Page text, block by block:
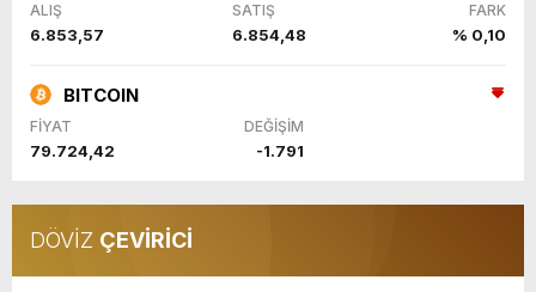
ALIŞ SATIŞ FARK
6.853,57 6.854,48 % 0,10
BITCOIN
FİYAT DEĞİŞİM
79.724,42 -1.791
DÖVİZ ÇEVİRİCİ